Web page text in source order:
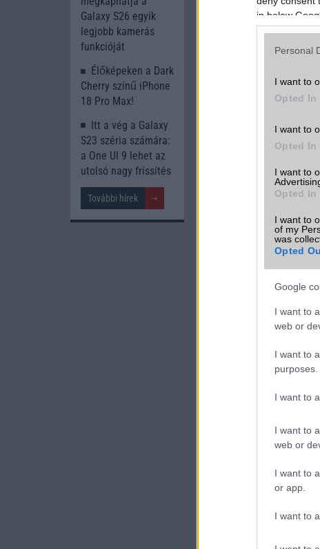
in below
Personal
I want to
Opted In
I want to
Opted In
I want to
Opted In
I want to
of my
was
Opted
Google
I want to
web or
I want to
purposes.
I want to
I want to
web or
I want to
or app.
I want to
Az asztali mód
alkalmazás egymás
korlátozással jár.
élményének
címsorral
fogantyút a teljes
Galaxy S26 egyik
legjobb kamerás
funkcióját
Élőképeken a Dark
Cherry színű iPhone
18 Pro Max!
Itt a vég a Galaxy
S23 széria számára:
a One UI 9 lehet az
utolsó nagy frissítés
További hírek